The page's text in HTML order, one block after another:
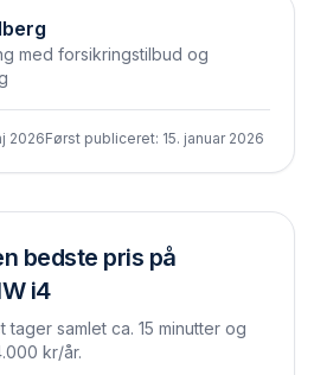
med forsikringstilbud og
2026Først publiceret: 15. januar 2026
bedste pris på
i4
samlet ca. 15 minutter og
kr/år.